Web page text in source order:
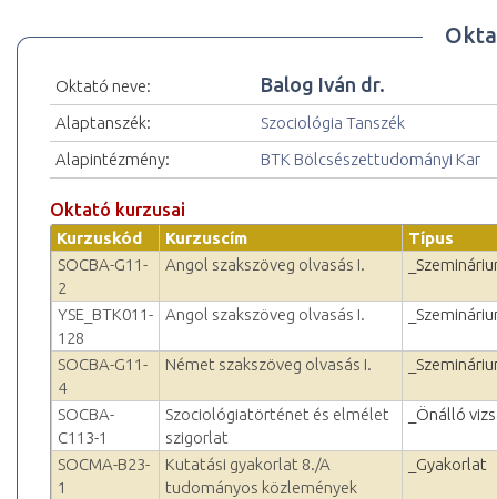
Oktató neve: Balog Iván dr.
Alaptanszék:
Szociológia Tanszék
Alapintézmény:
BTK Bölcsészettudományi Kar
Oktató kurzusai
Kurzuskód Kurzuscím
Típus
SOCBA-G11-
2
Angol szakszöveg olvasás I.
YSE_BTK011-
128
Angol szakszöveg olvasás I.
SOCBA-G11-
4
Német szakszöveg olvasás I.
SOCBA-
C113-1
Szociológiatörténet és elmélet
szigorlat
_Önálló
SOCMA-B23-
1
Kutatási gyakorlat 8./A
tudományos közlemények
_Gyakorlat